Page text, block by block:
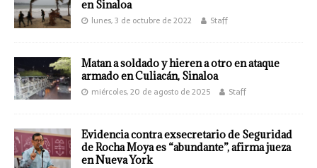
en Sinaloa
lunes, 3 de octubre de 2022 Staff
Matan a soldado y hieren a otro en ataque
armado en Culiacán, Sinaloa
miércoles, 20 de agosto de 2025 Staff
Evidencia contra exsecretario de Seguridad
de Rocha Moya es “abundante”, afirma jueza
en Nueva York